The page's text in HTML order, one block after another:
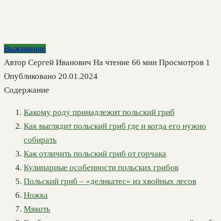
Выживание
Автор Сергей Иванович На чтение 66 мин Просмотров 1
Опубликовано 20.01.2024
Содержание
Какому роду принадлежит польский гриб
Как выглядит польский гриб где и когда его нужно
собирать
Как отличить польский гриб от горчака
Кулинарные особенности польских грибов
Польский гриб – «деликатес» из хвойных лесов
Ножка
Мякоть